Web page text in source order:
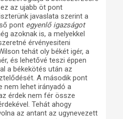
az ujabb öt pont
javaslata szerint a
pont egyenlő igazságot
azoknak is, a melyekkel
érvényesiteni
tehát oly békét igér, a
és lehetővé teszi éppen
a békekötés után az
A második pont
nem lehet irányadó a
érdek nem fér össze
Tehát ahogy
az antant az ugynevezett